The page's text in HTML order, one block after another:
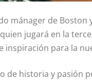
mánager de
jugará en la
inspiración para la
de historia y pasión